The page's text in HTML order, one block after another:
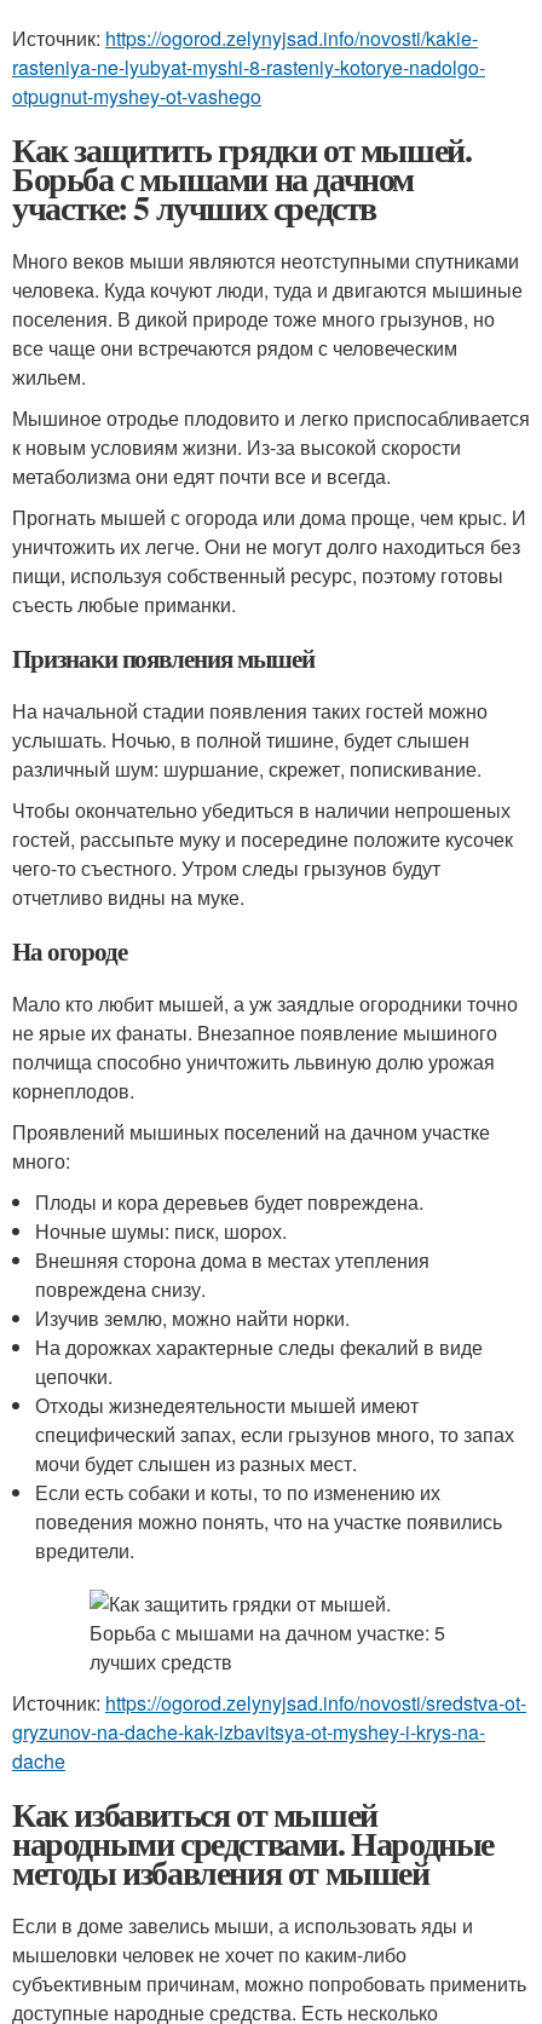
Источник: https://ogorod.zelynyjsad.info/novosti/kakie-
rasteniya-ne-lyubyat-myshi-8-rasteniy-kotorye-nadolgo-
otpugnut-myshey-ot-vashego
Как защитить грядки от мышей.
Борьба с мышами на дачном
участке: 5 лучших средств
Много веков мыши являются неотступными спутниками
человека. Куда кочуют люди, туда и двигаются мышиные
поселения. В дикой природе тоже много грызунов, но
все чаще они встречаются рядом с человеческим
жильем.
Мышиное отродье плодовито и легко приспосабливается
к новым условиям жизни. Из-за высокой скорости
метаболизма они едят почти все и всегда.
Прогнать мышей с огорода или дома проще, чем крыс. И
уничтожить их легче. Они не могут долго находиться без
пищи, используя собственный ресурс, поэтому готовы
съесть любые приманки.
Признаки появления мышей
На начальной стадии появления таких гостей можно
услышать. Ночью, в полной тишине, будет слышен
различный шум: шуршание, скрежет, попискивание.
Чтобы окончательно убедиться в наличии непрошеных
гостей, рассыпьте муку и посередине положите кусочек
чего-то съестного. Утром следы грызунов будут
отчетливо видны на муке.
На огороде
Мало кто любит мышей, а уж заядлые огородники точно
не ярые их фанаты. Внезапное появление мышиного
полчища способно уничтожить львиную долю урожая
корнеплодов.
Проявлений мышиных поселений на дачном участке
много:
Плоды и кора деревьев будет повреждена.
Ночные шумы: писк, шорох.
Внешняя сторона дома в местах утепления
повреждена снизу.
Изучив землю, можно найти норки.
На дорожках характерные следы фекалий в виде
цепочки.
Отходы жизнедеятельности мышей имеют
специфический запах, если грызунов много, то запах
мочи будет слышен из разных мест.
Если есть собаки и коты, то по изменению их
поведения можно понять, что на участке появились
вредители.
Источник: https://ogorod.zelynyjsad.info/novosti/sredstva-ot-
gryzunov-na-dache-kak-izbavitsya-ot-myshey-i-krys-na-
dache
Как избавиться от мышей
народными средствами. Народные
методы избавления от мышей
Если в доме завелись мыши, а использовать яды и
мышеловки человек не хочет по каким-либо
субъективным причинам, можно попробовать применить
доступные народные средства. Есть несколько